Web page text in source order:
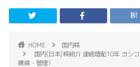
HOME
国内株
国内(日本)株紹介 連続増配10年 ヨシ
賃貸・管理）